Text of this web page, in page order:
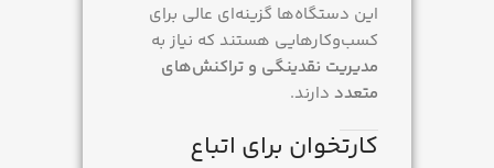
این دستگاه‌ها گزینه‌ای عالی برای
کسب‌وکارهایی هستند که نیاز به
مدیریت نقدینگی و تراکنش‌های
متعدد دارند.
کارتخوان برای اتباع